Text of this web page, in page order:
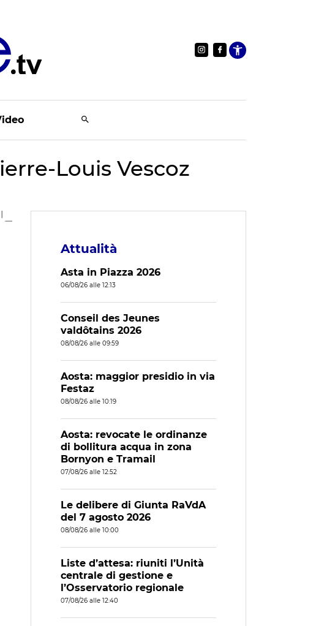
Apri le
Louis Vescoz
Attualità
Asta in Piazza 2026
06/08/26 alle 12:13
Conseil des Jeunes
valdôtains 2026
08/08/26 alle 09:59
Aosta: maggior presidio in via
Festaz
08/08/26 alle 10:19
Aosta: revocate le ordinanze
di bollitura acqua in zona
Bornyon e Tramail
07/08/26 alle 12:52
Le delibere di Giunta RaVdA
del 7 agosto 2026
08/08/26 alle 10:00
Liste d’attesa: riuniti l’Unità
centrale di gestione e
l’Osservatorio regionale
07/08/26 alle 12:40